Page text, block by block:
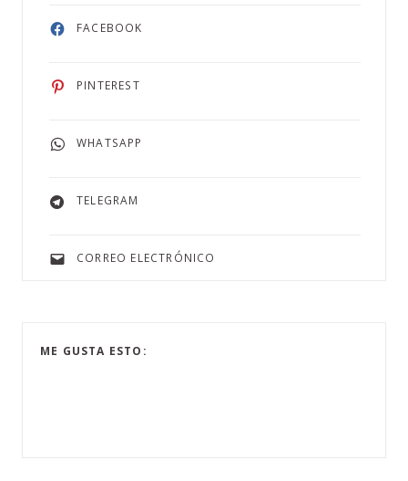
FACEBOOK
PINTEREST
WHATSAPP
TELEGRAM
CORREO ELECTRÓNICO
ME GUSTA ESTO: